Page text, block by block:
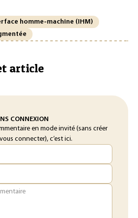
homme-machine (IHM)
article
CONNEXION
en mode invité (sans créer
connecter), c’est ici.